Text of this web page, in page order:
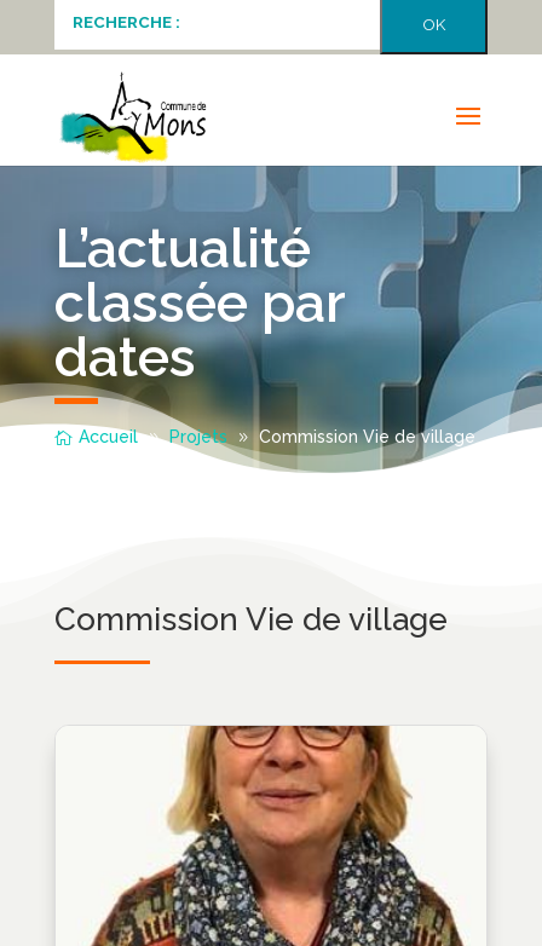
L’actualité
classée par
dates
Accueil Projets Commission Vie de village
Commission Vie de village